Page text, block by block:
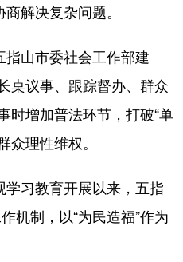
解决复杂问题。
山市委社会工作部建
桌议事、跟踪督办、群众
时增加普法环节，打破“单
众理性维权。
习教育开展以来，五指
机制，以“为民造福”作为